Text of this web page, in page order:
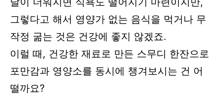
그렇다고 해서 영양가 없는 음식을 먹거나 무
작정 굶는 것은 건강에 좋지 않겠죠.
이럴 때, 건강한 재료로 만든 스무디 한잔으로
포만감과 영양소를 동시에 챙겨보시는 건 어
떨까요?